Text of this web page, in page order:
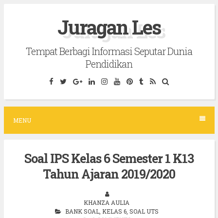
c
Juragan Les
Tempat Berbagi Informasi Seputar Dunia
Pendidikan
MENU
Soal IPS Kelas 6 Semester 1 K13
Tahun Ajaran 2019/2020
KHANZA AULIA
BANK SOAL, KELAS 6, SOAL UTS